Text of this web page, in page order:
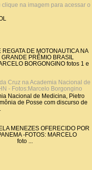
na imagem para acessar o
REGATA DE MOTONAUTICA NA
PRÊMIO BRASIL
BORGONGINO fotos 1 e
Cruz na Academia Nacional de
- Fotos:Marcelo Borgongino
Nacional de Medicina, Pietro
de Posse com discurso de
MENEZES OFERECIDO POR
-FOTOS: MARCELO
foto ...